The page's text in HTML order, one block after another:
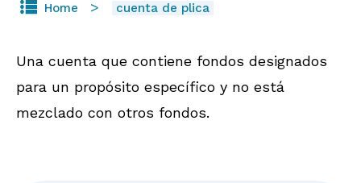
Home cuenta de plica
Una cuenta que contiene fondos designados
para un propósito específico y no está
mezclado con otros fondos.